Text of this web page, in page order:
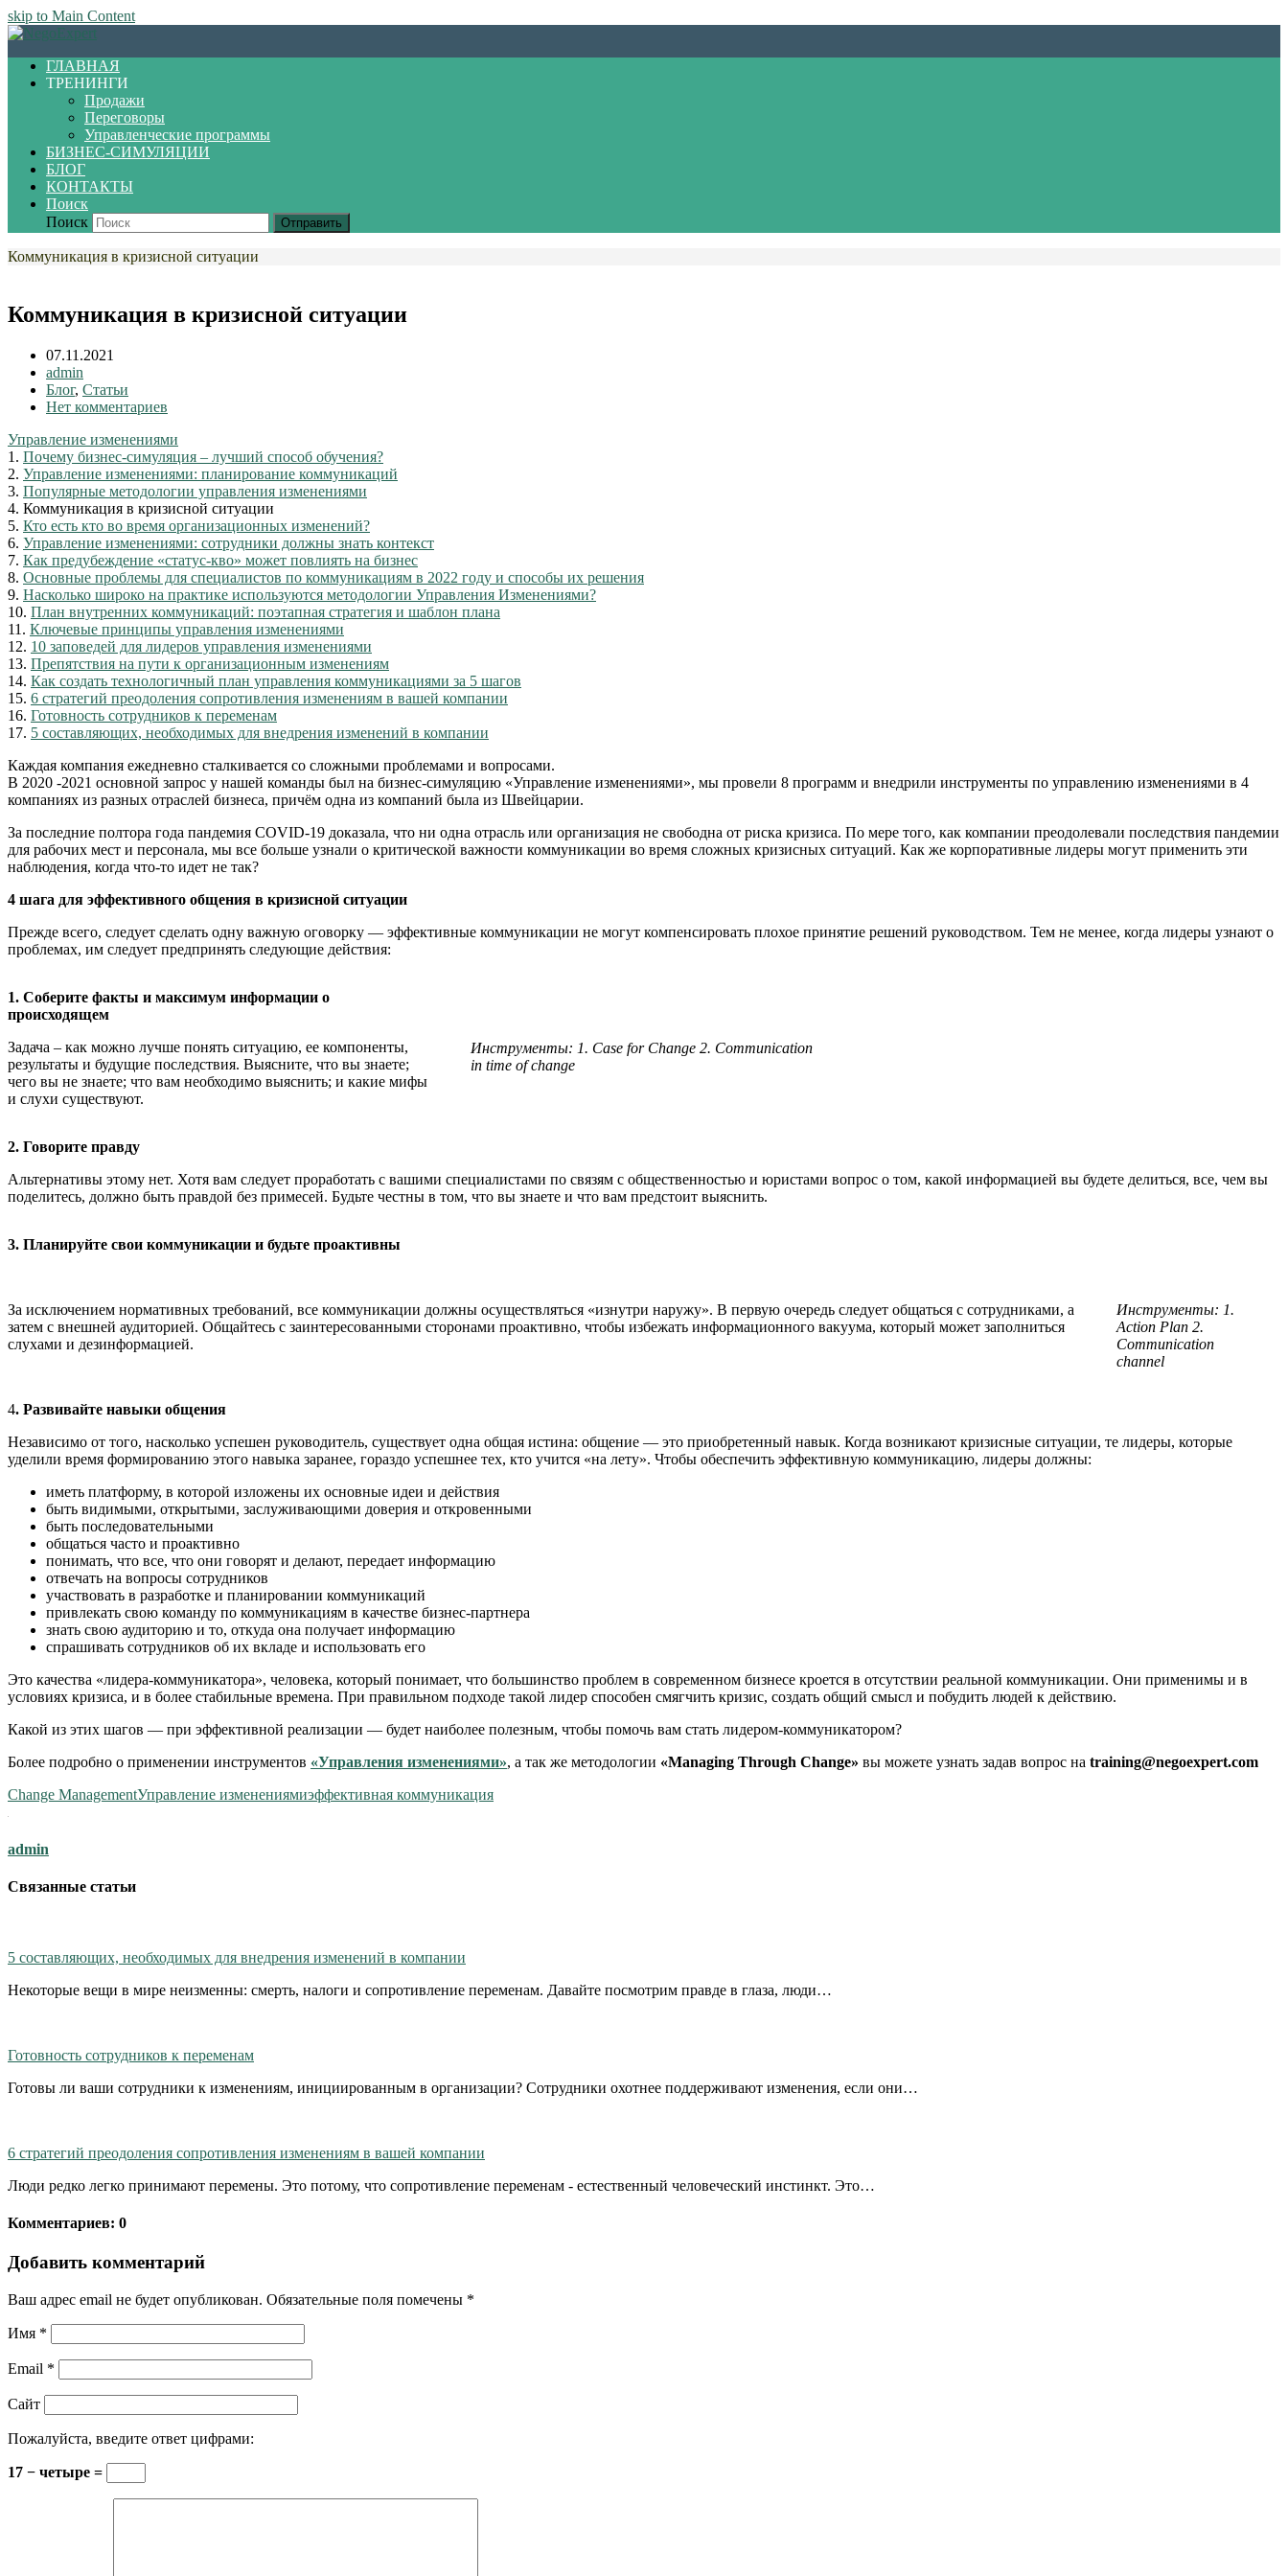
skip to Main Content
ГЛАВНАЯ
ТРЕНИНГИ
Продажи
Переговоры
Управленческие программы
БИЗНЕС-СИМУЛЯЦИИ
БЛОГ
КОНТАКТЫ
Поиск
Поиск
Отправить
Коммуникация в кризисной ситуации
Коммуникация в кризисной ситуации
07.11.2021
admin
Блог, Статьи
Нет комментариев
Управление изменениями
1. Почему бизнес-симуляция – лучший способ обучения?
2. Управление изменениями: планирование коммуникаций
3. Популярные методологии управления изменениями
4. Коммуникация в кризисной ситуации
5. Кто есть кто во время организационных изменений?
6. Управление изменениями: сотрудники должны знать контекст
7. Как предубеждение «статус-кво» может повлиять на бизнес
8. Основные проблемы для специалистов по коммуникациям в 2022 году и способы их решения
9. Насколько широко на практике используются методологии Управления Изменениями?
10. План внутренних коммуникаций: поэтапная стратегия и шаблон плана
11. Ключевые принципы управления изменениями
12. 10 заповедей для лидеров управления изменениями
13. Препятствия на пути к организационным изменениям
14. Как создать технологичный план управления коммуникациями за 5 шагов
15. 6 стратегий преодоления сопротивления изменениям в вашей компании
16. Готовность сотрудников к переменам
17. 5 составляющих, необходимых для внедрения изменений в компании
Каждая компания ежедневно сталкивается со сложными проблемами и вопросами.
В 2020 -2021 основной запрос у нашей команды был на бизнес-симуляцию «Управление изменениями», мы провели 8 программ и внедрили инструменты по управлению изменениями в 4
компаниях из разных отраслей бизнеса, причём одна из компаний была из Швейцарии.
За последние полтора года пандемия COVID-19 доказала, что ни одна отрасль или организация не свободна от риска кризиса. По мере того, как компании преодолевали последствия пандемии
для рабочих мест и персонала, мы все больше узнали о критической важности коммуникации во время сложных кризисных ситуаций. Как же корпоративные лидеры могут применить эти
наблюдения, когда что-то идет не так?
4 шага для эффективного общения в кризисной ситуации
Прежде всего, следует сделать одну важную оговорку — эффективные коммуникации не могут компенсировать плохое принятие решений руководством. Тем не менее, когда лидеры узнают о
проблемах, им следует предпринять следующие действия:
1. Соберите факты и максимум информации о
происходящем
Задача – как можно лучше понять ситуацию, ее компоненты,
результаты и будущие последствия. Выясните, что вы знаете;
чего вы не знаете; что вам необходимо выяснить; и какие мифы
и слухи существуют.
Инструменты: 1. Case for Change 2. Communication
in time of change
2. Говорите правду
Альтернативы этому нет. Хотя вам следует проработать с вашими специалистами по связям с общественностью и юристами вопрос о том, какой информацией вы будете делиться, все, чем вы
поделитесь, должно быть правдой без примесей. Будьте честны в том, что вы знаете и что вам предстоит выяснить.
3. Планируйте свои коммуникации и будьте проактивны
За исключением нормативных требований, все коммуникации должны осуществляться «изнутри наружу». В первую очередь следует общаться с сотрудниками, а
затем с внешней аудиторией. Общайтесь с заинтересованными сторонами проактивно, чтобы избежать информационного вакуума, который может заполниться
слухами и дезинформацией.
Инструменты: 1.
Action Plan 2.
Communication
channel
4. Развивайте навыки общения
Независимо от того, насколько успешен руководитель, существует одна общая истина: общение — это приобретенный навык. Когда возникают кризисные ситуации, те лидеры, которые
уделили время формированию этого навыка заранее, гораздо успешнее тех, кто учится «на лету». Чтобы обеспечить эффективную коммуникацию, лидеры должны:
иметь платформу, в которой изложены их основные идеи и действия
быть видимыми, открытыми, заслуживающими доверия и откровенными
быть последовательными
общаться часто и проактивно
понимать, что все, что они говорят и делают, передает информацию
отвечать на вопросы сотрудников
участвовать в разработке и планировании коммуникаций
привлекать свою команду по коммуникациям в качестве бизнес-партнера
знать свою аудиторию и то, откуда она получает информацию
спрашивать сотрудников об их вкладе и использовать его
Это качества «лидера-коммуникатора», человека, который понимает, что большинство проблем в современном бизнесе кроется в отсутствии реальной коммуникации. Они применимы и в
условиях кризиса, и в более стабильные времена. При правильном подходе такой лидер способен смягчить кризис, создать общий смысл и побудить людей к действию.
Какой из этих шагов — при эффективной реализации — будет наиболее полезным, чтобы помочь вам стать лидером-коммуникатором?
Более подробно о применении инструментов «Управления изменениями», а так же методологии «Managing Through Change» вы можете узнать задав вопрос на training@negoexpert.com
Change ManagementУправление изменениямиэффективная коммуникация
admin
Связанные статьи
5 составляющих, необходимых для внедрения изменений в компании
Некоторые вещи в мире неизменны: смерть, налоги и сопротивление переменам. Давайте посмотрим правде в глаза, люди…
Готовность сотрудников к переменам
Готовы ли ваши сотрудники к изменениям, инициированным в организации? Сотрудники охотнее поддерживают изменения, если они…
6 стратегий преодоления сопротивления изменениям в вашей компании
Люди редко легко принимают перемены. Это потому, что сопротивление переменам - естественный человеческий инстинкт. Это…
Комментариев: 0
Добавить комментарий
Ваш адрес email не будет опубликован. Обязательные поля помечены *
Имя *
Email *
Сайт
Пожалуйста, введите ответ цифрами:
17 − четыре =